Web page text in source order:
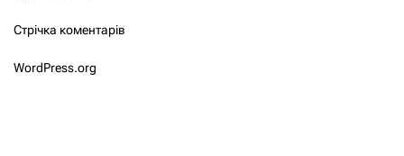
Стрічка коментарів
WordPress.org